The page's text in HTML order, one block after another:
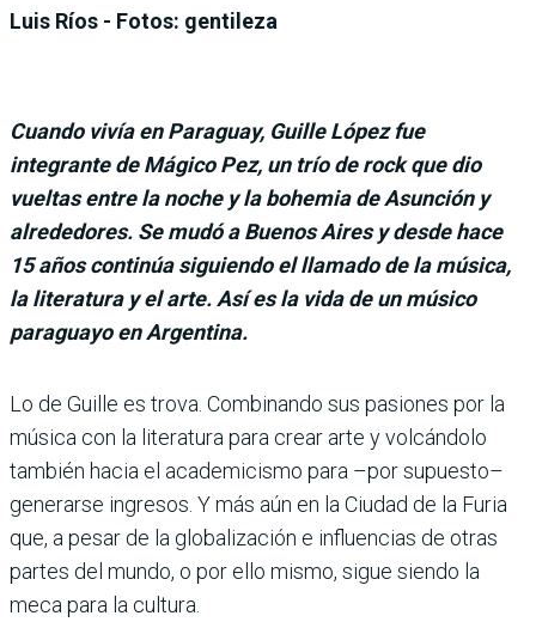
Luis Ríos - Fotos: gentileza
Cuando vivía en Paraguay, Guille López fue
integrante de Mágico Pez, un trío de rock que dio
vueltas entre la noche y la bohemia de Asunción y
alrededores. Se mudó a Buenos Aires y desde hace
15 años continúa siguiendo el llamado de la música,
la literatura y el arte. Así es la vida de un músico
paraguayo en Argentina.
Lo de Guille es trova. Combinando sus pasiones por la
música con la literatura para crear arte y volcándolo
también hacia el academicismo para –por supuesto–
generarse ingresos. Y más aún en la Ciudad de la Furia
que, a pesar de la globalización e influencias de otras
partes del mundo, o por ello mismo, sigue siendo la
meca para la cultura.